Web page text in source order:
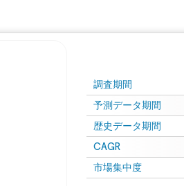
調査期間
予測データ期間
歴史データ期間
CAGR
市場集中度